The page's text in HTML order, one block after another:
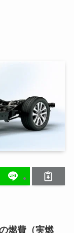
燃費（実燃